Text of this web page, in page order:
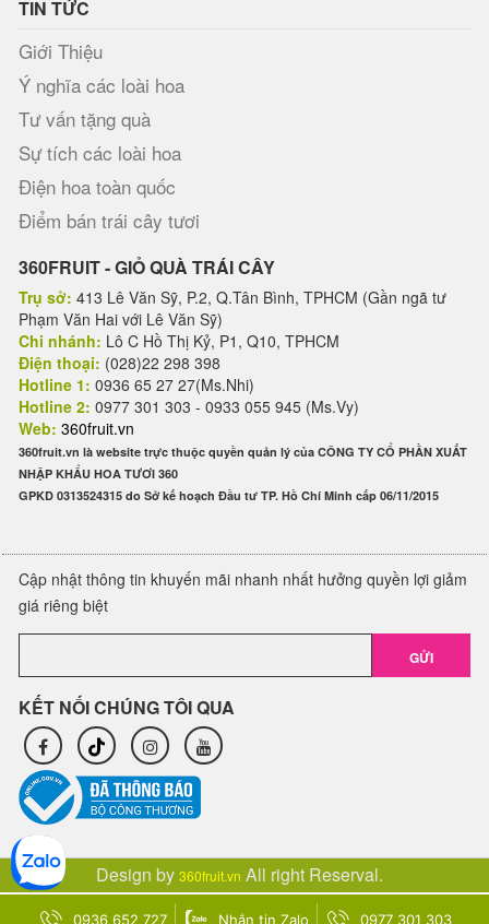
TIN TỨC
Giới Thiệu
Ý nghĩa các loài hoa
Tư vấn tặng quà
Sự tích các loài hoa
Điện hoa toàn quốc
Điểm bán trái cây tươi
360FRUIT - GIỎ QUÀ TRÁI CÂY
Trụ sở: 413 Lê Văn Sỹ, P.2, Q.Tân Bình, TPHCM (Gần ngã tư
Phạm Văn Hai với Lê Văn Sỹ)
Chi nhánh: Lô C Hồ Thị Kỷ, P1, Q10, TPHCM
Điện thoại: (028)22 298 398
Hotline 1: 0936 65 27 27(Ms.Nhi)
Hotline 2: 0977 301 303 - 0933 055 945 (Ms.Vy)
Web: 360fruit.vn
360fruit.vn là website trực thuộc quyền quản lý của CÔNG TY CỔ PHẦN XUẤT
NHẬP KHẨU HOA TƯƠI 360
GPKD 0313524315 do Sở kế hoạch Đầu tư TP. Hồ Chí Minh cấp 06/11/2015
Cập nhật thông tin khuyến mãi nhanh nhất hưởng quyền lợi giảm
giá riêng biệt
GỬI
KẾT NỐI CHÚNG TÔI QUA
Design by 360fruit.vn All right Reserval.
0936 652 727 Nhắn tin Zalo 0977 301 303